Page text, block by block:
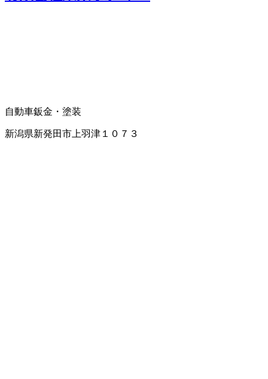
自動車鈑金・塗装
新潟県新発田市上羽津１０７３